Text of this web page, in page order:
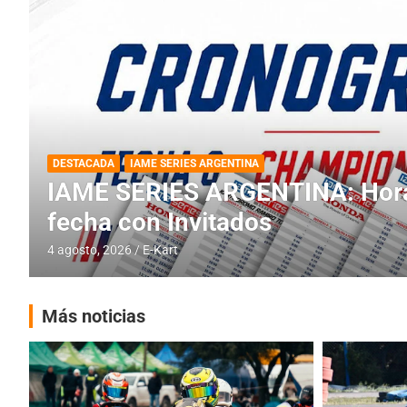
DESTACADA INFORME CENTRAL RMC BUENOS AIRES
RMC BUENOS AIRES: Cerró
histórica en Baradero
4 agosto, 2026 E-Kart
Más noticias